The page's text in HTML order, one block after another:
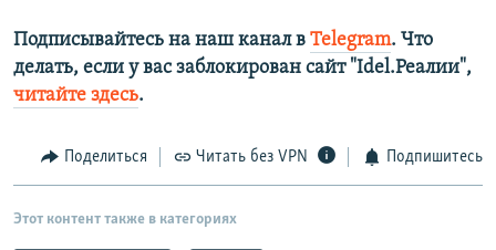
Подписывайтесь на наш канал в Telegram. Что
делать, если у вас заблокирован сайт "Idel.Реалии",
читайте здесь.
Поделиться Читать без VPN Подпишитесь
Этот контент также в категориях